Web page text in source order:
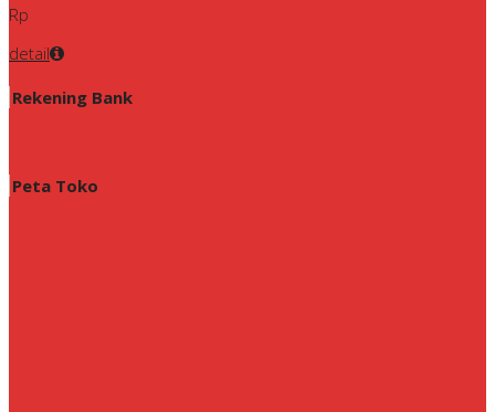
Rp
detail
Rekening Bank
Peta Toko